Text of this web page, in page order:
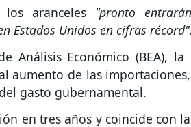
aranceles"pronto
Estados Unidos en cifras récord".
Análisis Económico (BEA),
aumento de las
gasto gubernamental.
en tres años y coincide con